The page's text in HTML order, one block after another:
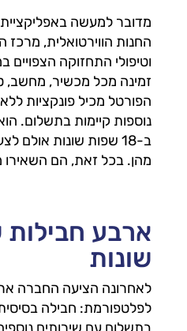
מדובר למעשה
החנות הווירטואלית,
וטיפולי התחזוקה
זמינה מכל מכשיר, מחשב,
הפורטל מכיל פונקציות
נוספות קיימות בתשלום.
ב-18 שפות שונות אולם
מהן. בכל זאת, הם
ארבע חבילות
שונות
לאחרונה הציעה החברה
בתשלום עם שירותים